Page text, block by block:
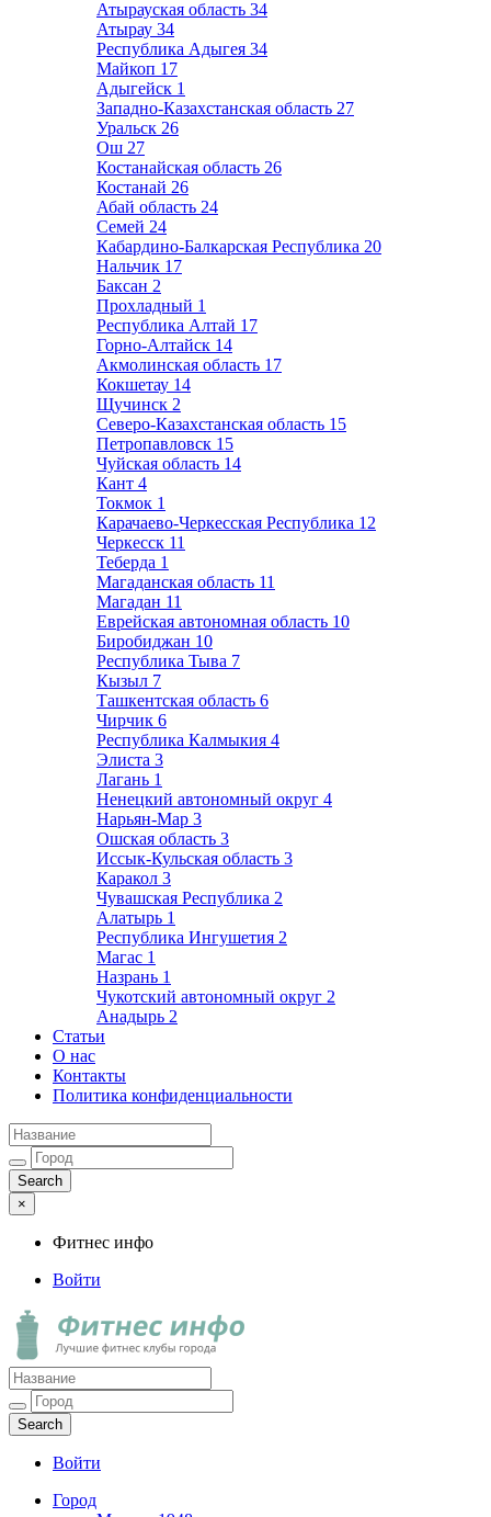
Атырауская область 34
Атырау 34
Республика Адыгея 34
Майкоп 17
Адыгейск 1
Западно-Казахстанская область 27
Уральск 26
Ош 27
Костанайская область 26
Костанай 26
Абай область 24
Семей 24
Кабардино-Балкарская Республика 20
Нальчик 17
Баксан 2
Прохладный 1
Республика Алтай 17
Горно-Алтайск 14
Акмолинская область 17
Кокшетау 14
Щучинск 2
Северо-Казахстанская область 15
Петропавловск 15
Чуйская область 14
Кант 4
Токмок 1
Карачаево-Черкесская Республика 12
Черкесск 11
Теберда 1
Магаданская область 11
Магадан 11
Еврейская автономная область 10
Биробиджан 10
Республика Тыва 7
Кызыл 7
Ташкентская область 6
Чирчик 6
Республика Калмыкия 4
Элиста 3
Лагань 1
Ненецкий автономный округ 4
Нарьян-Мар 3
Ошская область 3
Иссык-Кульская область 3
Каракол 3
Чувашская Республика 2
Алатырь 1
Республика Ингушетия 2
Магас 1
Назрань 1
Чукотский автономный округ 2
Анадырь 2
Статьи
О нас
Контакты
Политика конфиденциальности
×
Фитнес инфо
Войти
Фитнес инфо
Лучшие фитнес клубы города
Войти
Город